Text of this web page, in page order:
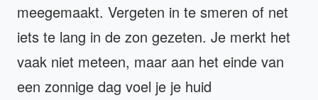
meegemaakt. Vergeten in te smeren of net
iets te lang in de zon gezeten. Je merkt het
vaak niet meteen, maar aan het einde van
een zonnige dag voel je je huid